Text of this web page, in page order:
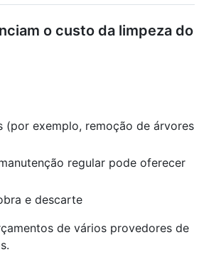
o custo da limpeza do
(por exemplo, remoção de árvores
regular pode oferecer
e descarte
de vários provedores de